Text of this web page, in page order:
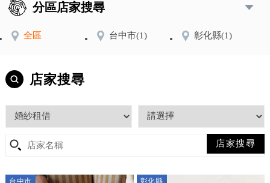
分區店家搜尋
全區 台中市(1) 彰化縣(1)
店家搜尋
台中市 彰化縣